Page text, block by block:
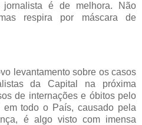
é de melhora. Não
respira por máscara de
levantamento sobre os casos
da Capital na próxima
de internações e óbitos pelo
todo o País, causado pela
é algo visto com imensa